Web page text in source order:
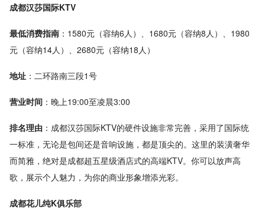
成都汉莎国际KTV
最低消费指南 ：1580元（容纳6人）、1680元（容纳8人）、1980
元（容纳14人）、2680元（容纳18人）
地址 ：二环路南三段1号
营业时间 ：晚上19:00至凌晨3:00
排名理由 ：成都汉莎国际KTV的硬件设施非常完善，采用了国际统
一标准，无论是包间还是音响设施，都是顶尖的。这里的装潢奢华
而简雅，绝对是成都超五星级酒店式的高端KTV。你可以放声高
歌，展示个人魅力，为你的商业形象增添光彩。
成都花儿纯K俱乐部